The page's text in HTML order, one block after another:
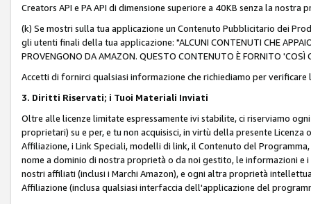
Creators API e PA API di dimensione superiore a 40KB senza la nostra
(k) Se mostri sulla tua applicazione un Contenuto Pubblicitario dei
gli utenti finali della tua applicazione: "ALCUNI CONTENUTI CHE
PROVENGONO DA AMAZON. QUESTO CONTENUTO È FORNITO
Accetti di fornirci qualsiasi informazione che richiediamo per
3. Diritti Riservati; i Tuoi Materiali Inviati
Oltre alle licenze limitate espressamente ivi stabilite, ci riserviamo
proprietari) su e per, e tu non acquisisci, in virtù della presente
Affiliazione, i Link Speciali, modelli di link, il Contenuto del
nome a dominio di nostra proprietà o da noi gestito, le informazioni e
nostri affiliati (inclusi i Marchi Amazon), e ogni altra proprietà
Affiliazione (inclusa qualsiasi interfaccia dell'applicazione del